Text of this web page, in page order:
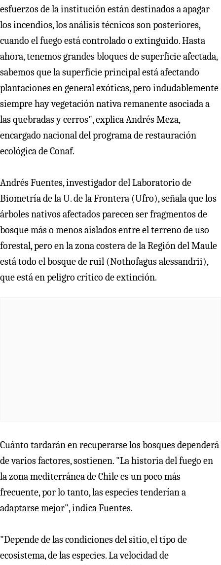
esfuerzos de la institución están destinados a apagar
los incendios, los análisis técnicos son posteriores,
cuando el fuego está controlado o extinguido. Hasta
ahora, tenemos grandes bloques de superficie afectada,
sabemos que la superficie principal está afectando
plantaciones en general exóticas, pero indudablemente
siempre hay vegetación nativa remanente asociada a
las quebradas y cerros", explica Andrés Meza,
encargado nacional del programa de restauración
ecológica de Conaf.
Andrés Fuentes, investigador del Laboratorio de
Biometría de la U. de la Frontera (Ufro), señala que los
árboles nativos afectados parecen ser fragmentos de
bosque más o menos aislados entre el terreno de uso
forestal, pero en la zona costera de la Región del Maule
está todo el bosque de ruil (Nothofagus alessandrii),
que está en peligro crítico de extinción.
Cuánto tardarán en recuperarse los bosques dependerá
de varios factores, sostienen. "La historia del fuego en
la zona mediterránea de Chile es un poco más
frecuente, por lo tanto, las especies tenderían a
adaptarse mejor", indica Fuentes.
"Depende de las condiciones del sitio, el tipo de
ecosistema, de las especies. La velocidad de